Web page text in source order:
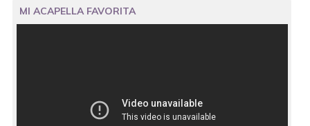
MI ACAPELLA FAVORITA